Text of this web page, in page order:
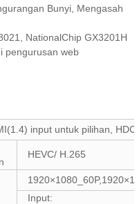
Bunyi, Mengasah
NationalChip GX3201H
pengurusan web
input untuk pilihan,
HEVC/ H.265
Input: